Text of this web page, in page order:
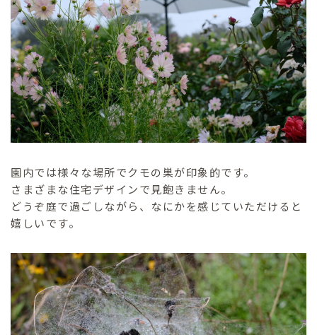
園内では様々な場所でクモの巣が印象的です。
さまざまな住宅デザインで見飽きません。
どうぞ庭で過ごしながら、なにかを感じていただけると
嬉しいです。